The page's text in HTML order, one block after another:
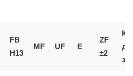
FB
H13
MF UF E
ZF
±2